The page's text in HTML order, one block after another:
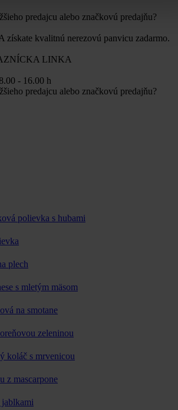
predajcu alebo značkovú predajňu?
získate kvalitnú nerezovú panvicu zadarmo.
LINKA
- 16.00 h
predajcu alebo značkovú predajňu?
polievka s hubami
plech
s mletým mäsom
na smotane
zeleninou
koláč s mrvenicou
z mascarpone